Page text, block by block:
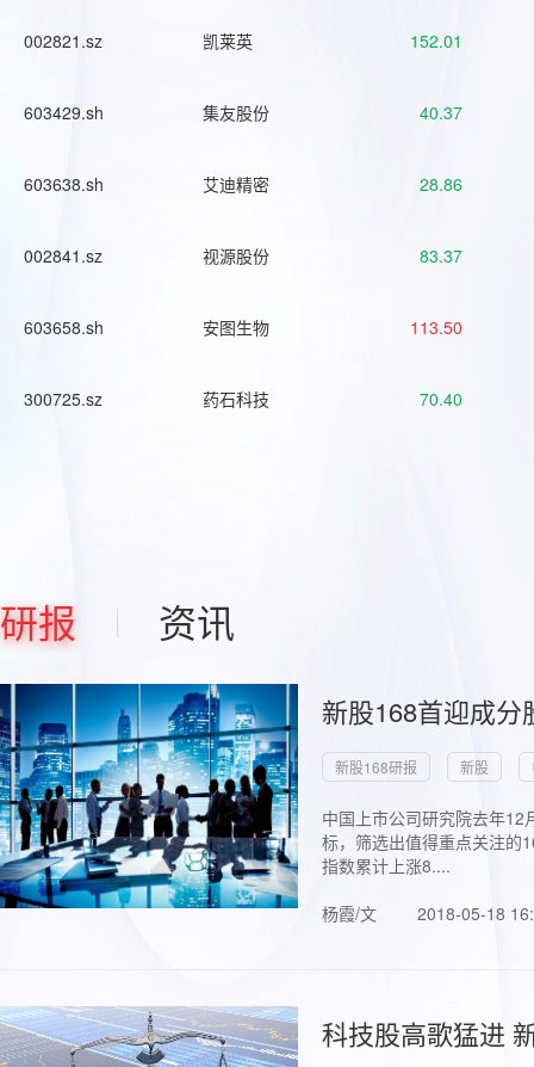
002821.sz 凯莱英 152.01
603429.sh 集友股份 40.37
603638.sh 艾迪精密 28.86
002841.sz 视源股份 83.37
603658.sh 安图生物 113.50
300725.sz 药石科技 70.40
研报 资讯
新股168首迎成
新股168研报 新股
中国上市公司研究院去年
标，筛选出值得重点关注的
指数累计上涨8....
杨霞/文
2018-05-18
科技股高歌猛进